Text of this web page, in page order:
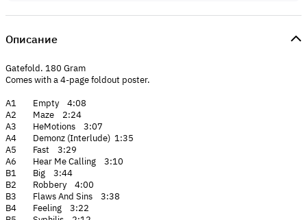
Описание
Gatefold. 180 Gram
Comes with a 4-page foldout poster.
A1 Empty 4:08
A2 Maze 2:24
A3 HeMotions 3:07
A4 Demonz (Interlude) 1:35
A5 Fast 3:29
A6 Hear Me Calling 3:10
B1 Big 3:44
B2 Robbery 4:00
B3 Flaws And Sins 3:38
B4 Feeling 3:22